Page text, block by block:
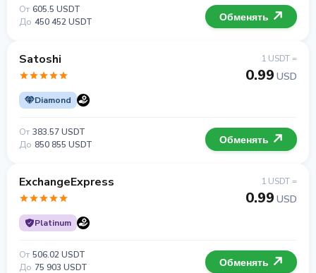
От 605.5 USDT
До 450 452 USDT Обменять
Satoshi
Diamond
1 USDT =
0.99 USD
От 383.57 USDT
До 850 855 USDT Обменять
ExchangeExpress
Platinum
1 USDT =
0.99 USD
От 506.02 USDT
До 75 903 USDT Обменять